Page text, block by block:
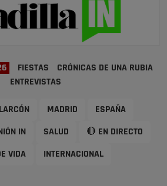
FIESTAS
CRÓNICAS DE UNA RUBIA
ENTREVISTAS
MADRID ESPAÑA
IN SALUD 🔴 EN DIRECTO
VIDA INTERNACIONAL